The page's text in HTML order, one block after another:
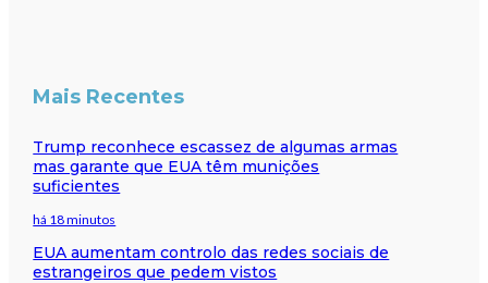
Mais Recentes
Trump reconhece escassez de algumas armas
mas garante que EUA têm munições
suficientes
há 18 minutos
EUA aumentam controlo das redes sociais de
estrangeiros que pedem vistos